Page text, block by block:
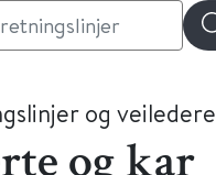
og veiledere